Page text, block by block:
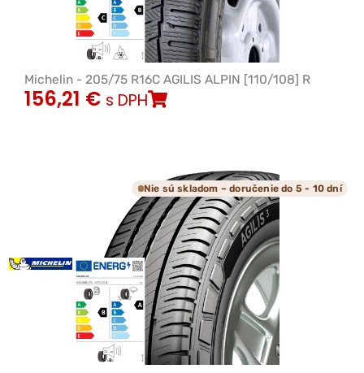
Michelin - 205/75 R16C AGILIS ALPIN [110/108] R
156,21 € s DPH
Nie sú skladom – doručenie do 5 - 10 dní